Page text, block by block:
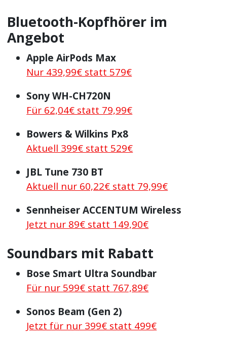
Bluetooth-Kopfhörer im
Angebot
Apple AirPods Max
Nur 439,99€ statt 579€
Sony WH-CH720N
Für 62,04€ statt 79,99€
Bowers & Wilkins Px8
Aktuell 399€ statt 529€
JBL Tune 730 BT
Aktuell nur 60,22€ statt 79,99€
Sennheiser ACCENTUM Wireless
Jetzt nur 89€ statt 149,90€
Soundbars mit Rabatt
Bose Smart Ultra Soundbar
Für nur 599€ statt 767,89€
Sonos Beam (Gen 2)
Jetzt für nur 399€ statt 499€